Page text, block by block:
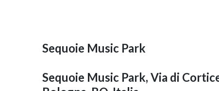
Sequoie Music Park
Sequoie Music Park, Via di